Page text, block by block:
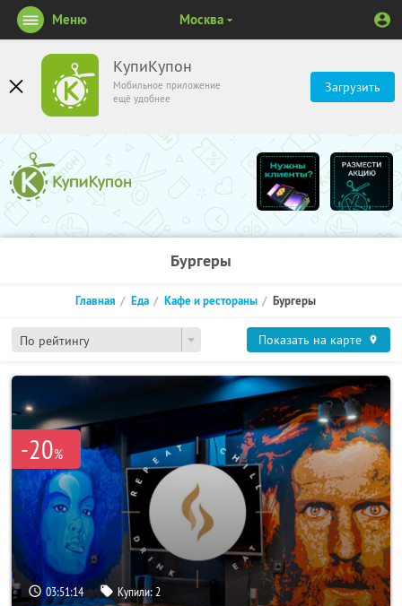
КупиКупон
Мобильное приложение
ещё удобнее
Загрузить
Меню Москва
Бургеры
По рейтингу
Главная Еда Кафе и рестораны Бургеры
Показать на карте
-20%
03:51:13 Купили: 2